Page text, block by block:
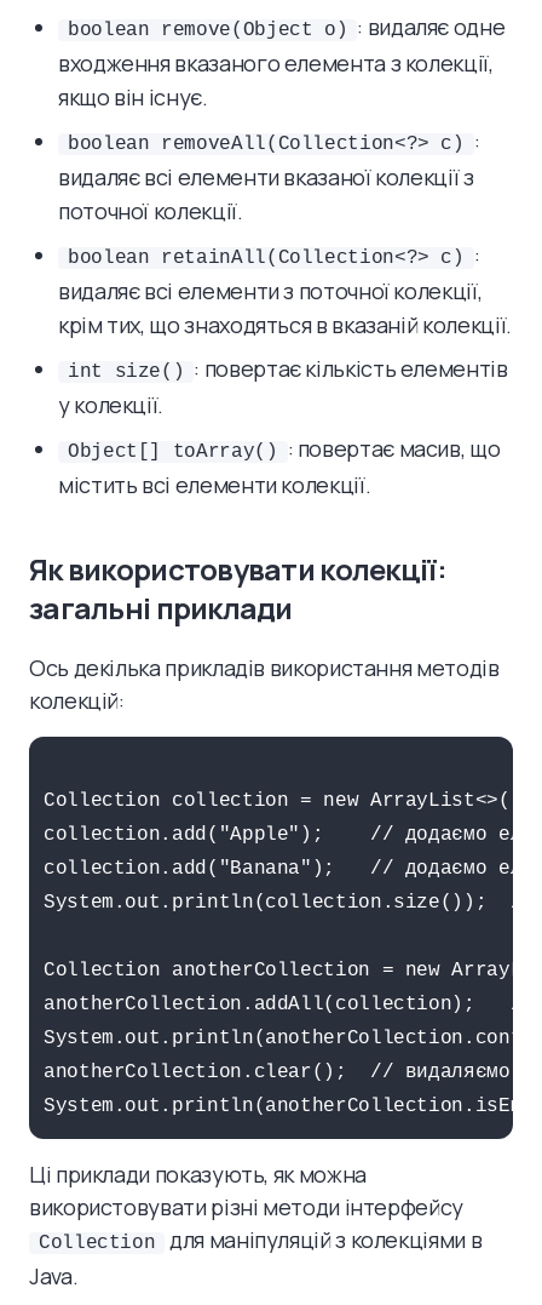
boolean remove(Object o)
: видаляє одне
входження вказаного елемента з колекції,
якщо він існує.
boolean removeAll(Collection<?> c)
:
видаляє всі елементи вказаної колекції з
поточної колекції.
boolean retainAll(Collection<?> c)
:
видаляє всі елементи з поточної колекції,
крім тих, що знаходяться в вказаній колекції.
int size()
: повертає кількість елементів
у колекції.
Object[] toArray()
: повертає масив, що
містить всі елементи колекції.
Як використовувати колекції:
загальні приклади
Ось декілька прикладів використання методів
колекцій:
Collection collection = new ArrayList<>();
collection.add("Apple");    // додаємо
collection.add("Banana");   // додаємо
System.out.println(collection.size());  //
Collection anotherCollection = new
anotherCollection.addAll(collection);   //
anotherCollection.clear();  // видаляємо
Ці приклади показують, як можна
використовувати різні методи інтерфейсу
Collection
для маніпуляцій з колекціями в
Java.